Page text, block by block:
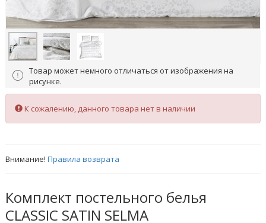
Товар может немного отличаться от изображения на
рисунке.
К сожалению, данного товара нет в наличии
Внимание!Правила возврата
Комплект постельного белья
CLASSIC SATIN SELMA